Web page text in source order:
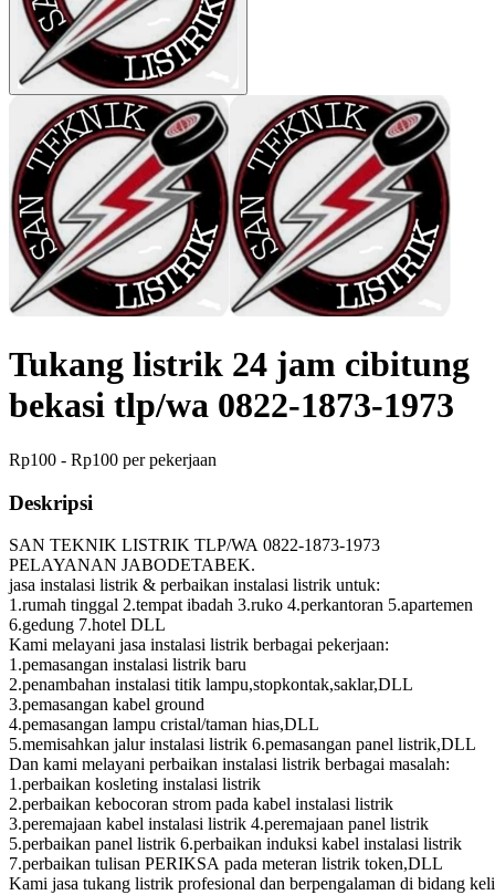
Tukang listrik 24 jam cibitung
bekasi tlp/wa 0822-1873-1973
Rp100 - Rp100 per pekerjaan
Deskripsi
SAN TEKNIK LISTRIK TLP/WA 0822-1873-1973
PELAYANAN JABODETABEK.
jasa instalasi listrik & perbaikan instalasi listrik untuk:
1.rumah tinggal 2.tempat ibadah 3.ruko 4.perkantoran 5.apartemen
6.gedung 7.hotel DLL
Kami melayani jasa instalasi listrik berbagai pekerjaan:
1.pemasangan instalasi listrik baru
2.penambahan instalasi titik lampu,stopkontak,saklar,DLL
3.pemasangan kabel ground
4.pemasangan lampu cristal/taman hias,DLL
5.memisahkan jalur instalasi listrik 6.pemasangan panel listrik,DLL
Dan kami melayani perbaikan instalasi listrik berbagai masalah:
1.perbaikan kosleting instalasi listrik
2.perbaikan kebocoran strom pada kabel instalasi listrik
3.peremajaan kabel instalasi listrik 4.peremajaan panel listrik
5.perbaikan panel listrik 6.perbaikan induksi kabel instalasi listrik
7.perbaikan tulisan PERIKSA pada meteran listrik token,DLL
Kami jasa tukang listrik profesional dan berpengalaman di bidang